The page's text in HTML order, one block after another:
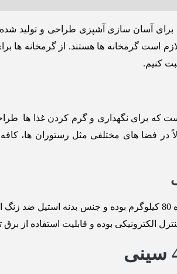
برای آسان سازی آشپزی طراحی و تولید
است گرمخانه ها هستند. از گرمخانه
کرد. گرمخانه ویترینی 4 سینی معمولاً در فضا های
الکترونیکی بوده و قابلیت استفاده از برق